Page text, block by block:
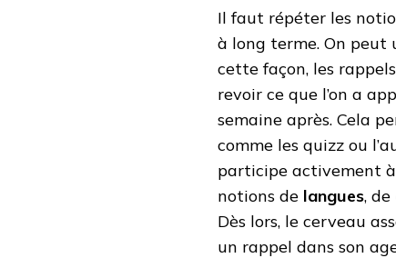
Il faut répéter les
à long terme. On peut
cette façon, les
revoir ce que l’on a
semaine après. Cela
comme les quizz ou
participe activement à
notions de langues, de
Dès lors, le cerveau
un rappel dans son